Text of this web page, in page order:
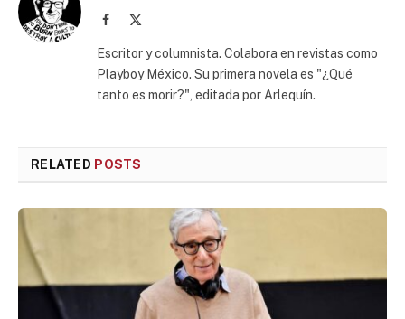
Facebook
Escritor y columnista. Colabora en revistas como
Playboy México. Su primera novela es "¿Qué
tanto es morir?", editada por Arlequín.
RELATED POSTS